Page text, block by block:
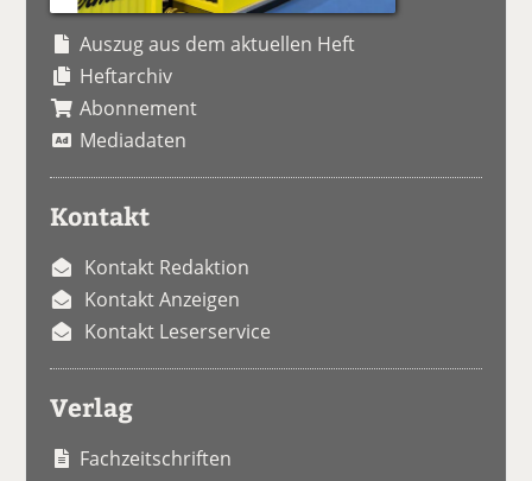
Auszug aus dem aktuellen Heft
Heftarchiv
Abonnement
Mediadaten
Kontakt
Kontakt Redaktion
Kontakt Anzeigen
Kontakt Leserservice
Verlag
Fachzeitschriften